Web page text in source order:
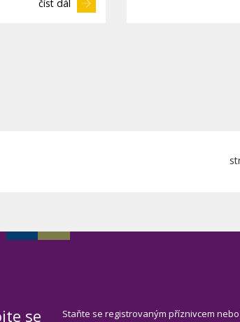
číst dál
se
Staňte se registrovaným příznivcem